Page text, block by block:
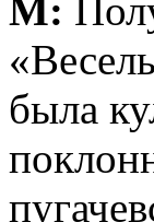
М:
была